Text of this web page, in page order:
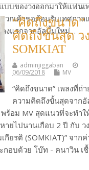
บของวงออกมาให้แฟนเ
กเค้าขอต้อนรับเทศกาล
ลงแรกจากอัลบั้มใหม่…
“คิดถึงขนาด”
คิดถึงขั้นสุด วง
SOMKIAT
adminjiggaban
06/09/2018
MV
“คิดถึงขนาด” เพลงที่ถ่
ความคิดถึงขั้นสุดจาก
พร้อม MV สุดแนวที่จะทำใ
ายไปนานเกือบ 2 ปี กับ ว
กียรติ (SOMKIAT)” จากค่
กอบด้วย โบ๊ท - คนาวิน เ